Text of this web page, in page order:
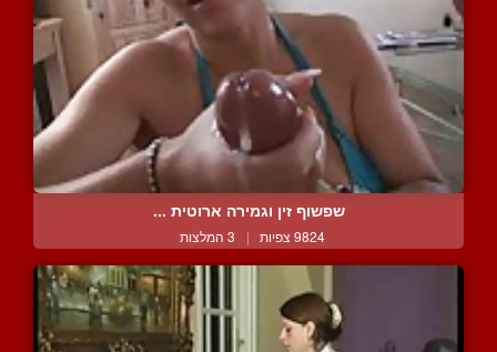
שפשוף זין וגמירה ארוטית ...
9824 צפיות | 3 המלצות